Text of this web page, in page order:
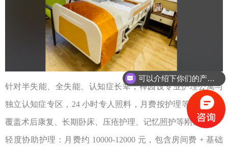
针对半失能、全失能、认知症长辈，禅园设专业护理公寓与
独立认知症专区， 24 小时专人照料，月费按护理等级递增，
覆盖术后康复、长期卧床、压疮护理、记忆照护等刚需。
轻度协助护理：月费约 10000-12000 元，包含房间费 +基础
可以介绍下你们的产品么？